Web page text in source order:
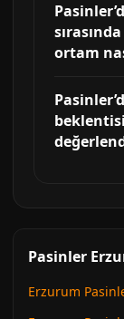
ortam
Pasinler
Erzurum